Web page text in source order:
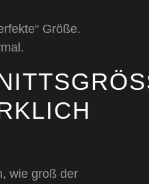
Größe.
N
wie groß der